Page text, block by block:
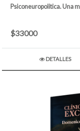
Psiconeuropolitica. Una
$33000
DETALLES